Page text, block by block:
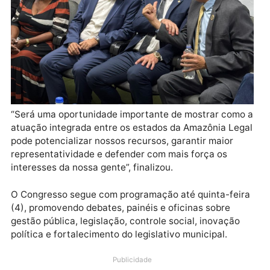
coronel Marcos Rocha”, pontuou Laerte.
Além de prestigiar a abertura do Congresso, o
deputado anunciou que nesta quarta-feira (3),
segundo dia do evento, será um dos palestrantes e
abordará o tema: “A importância do Parlamento
Amazônico para o fortalecimento político de